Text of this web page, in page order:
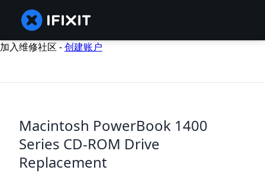
加入维修社区 -创建账户
Macintosh PowerBook 1400
Series CD-ROM Drive
Replacement